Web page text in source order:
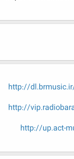
http://
http://
http://up.act-